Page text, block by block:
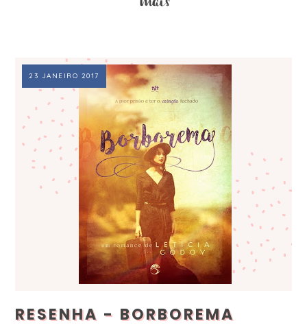
23 JANEIRO 2017
RESENHA - BORBOREMA